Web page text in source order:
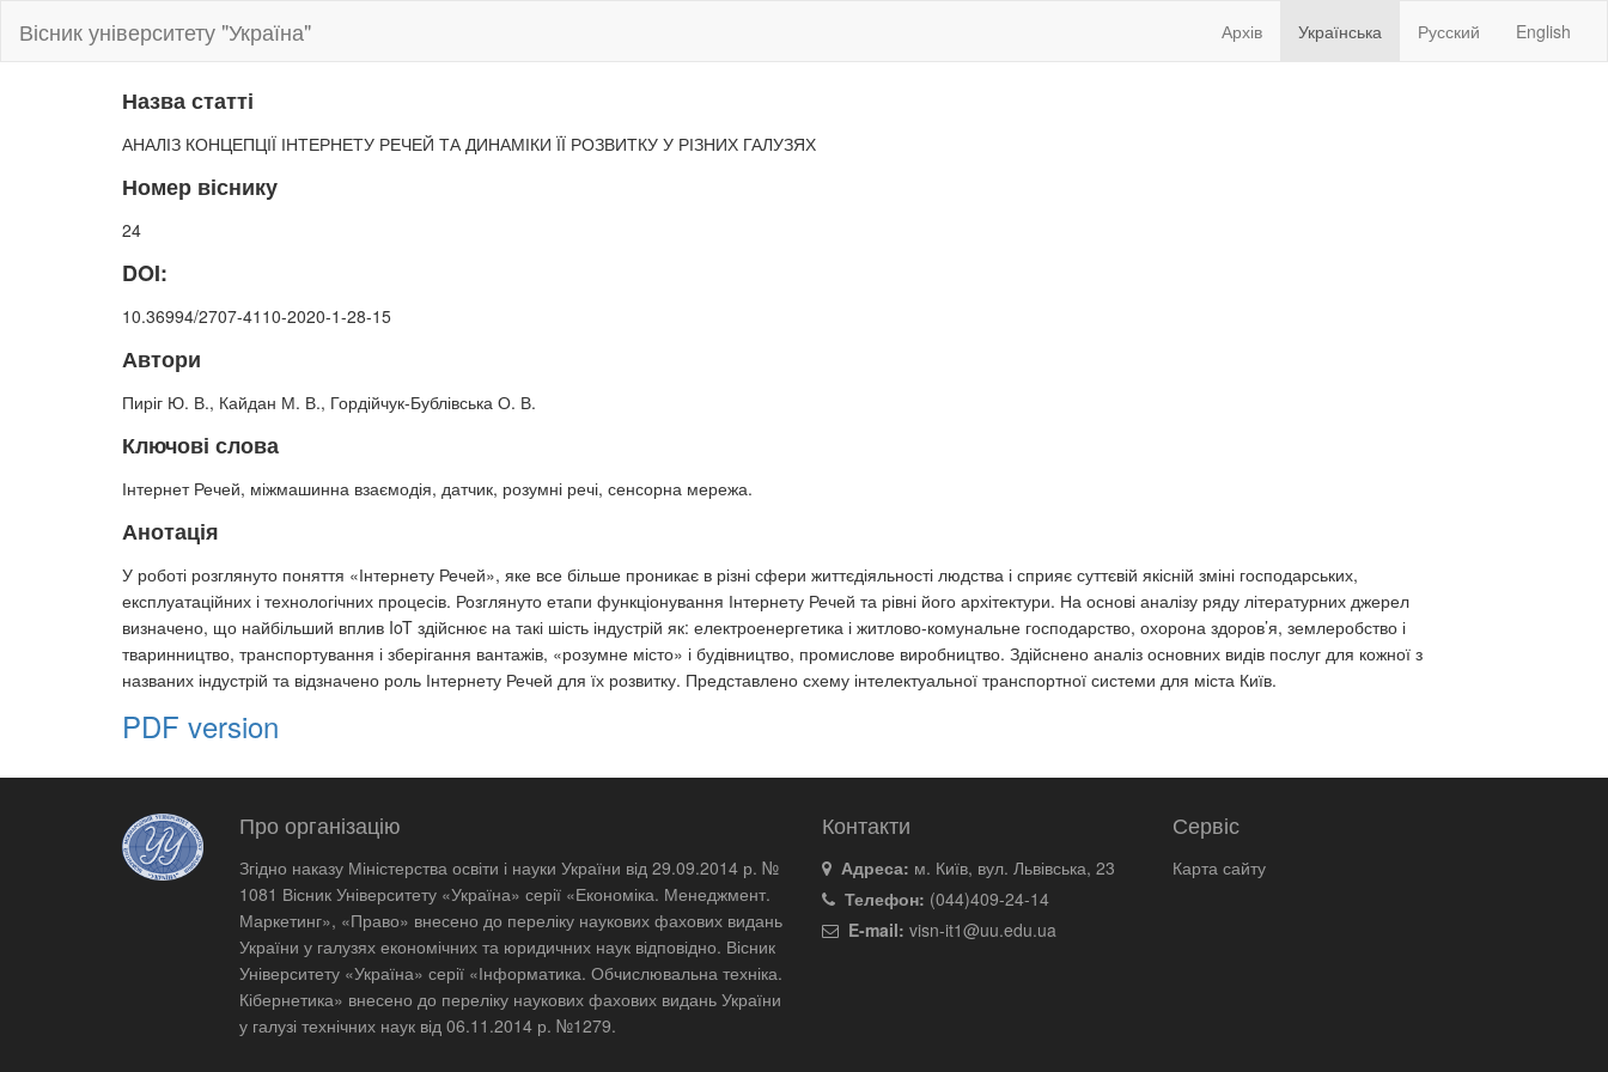
Вісник університету "Україна" Архів Українська Русский English
Назва статті
АНАЛІЗ КОНЦЕПЦІЇ ІНТЕРНЕТУ РЕЧЕЙ ТА ДИНАМІКИ ЇЇ РОЗВИТКУ У РІЗНИХ ГАЛУЗЯХ
Номер віснику
24
DOI:
10.36994/2707-4110-2020-1-28-15
Автори
Пиріг Ю. В., Кайдан М. В., Гордійчук-Бублівська О. В.
Ключові слова
Інтернет Речей, міжмашинна взаємодія, датчик, розумні речі, сенсорна мережа.
Анотація
У роботі розглянуто поняття «Інтернету Речей», яке все більше проникає в різні сфери життєдіяльності людства і сприяє суттєвій якісній зміні господарських,
експлуатаційних і технологічних процесів. Розглянуто етапи функціонування Інтернету Речей та рівні його архітектури. На основі аналізу ряду літературних джерел
визначено, що найбільший вплив IoT здійснює на такі шість індустрій як: електроенергетика і житлово-комунальне господарство, охорона здоров’я, землеробство і
тваринництво, транспортування і зберігання вантажів, «розумне місто» і будівництво, промислове виробництво. Здійснено аналіз основних видів послуг для кожної з
названих індустрій та відзначено роль Інтернету Речей для їх розвитку. Представлено схему інтелектуальної транспортної системи для міста Київ.
PDF version
Про організацію
Згідно наказу Міністерства освіти і науки України від 29.09.2014 р. №
1081 Вісник Університету «Україна» серії «Економіка. Менеджмент.
Маркетинг», «Право» внесено до переліку наукових фахових видань
України у галузях економічних та юридичних наук відповідно. Вісник
Університету «Україна» серії «Інформатика. Обчислювальна техніка.
Кібернетика» внесено до переліку наукових фахових видань України
у галузі технічних наук від 06.11.2014 р. №1279.
Контакти
Адреса: м. Київ, вул. Львівська, 23
Телефон: (044)409-24-14
E-mail: visn-it1@uu.edu.ua
Сервіс
Карта сайту